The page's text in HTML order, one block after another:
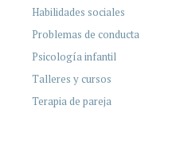
Habilidades sociales
Problemas de conducta
Psicología infantil
Talleres y cursos
Terapia de pareja